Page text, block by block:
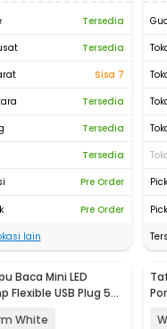
Tersedia
Tersedia
Sisa 7
Tersedia
Tersedia
Tersedia
Pre Order
Pre Order
lain
Baca Mini LED
Flexible USB Plug 5V
White